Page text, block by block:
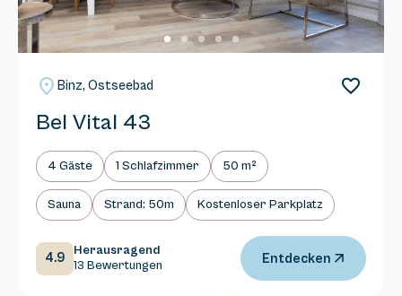
Binz, Ostseebad
Bel Vital 43
4 Gäste 1 Schlafzimmer 50 m²
Sauna Strand: 50m Kostenloser Parkplatz
4.9
Herausragend
13 Bewertungen
Entdecken